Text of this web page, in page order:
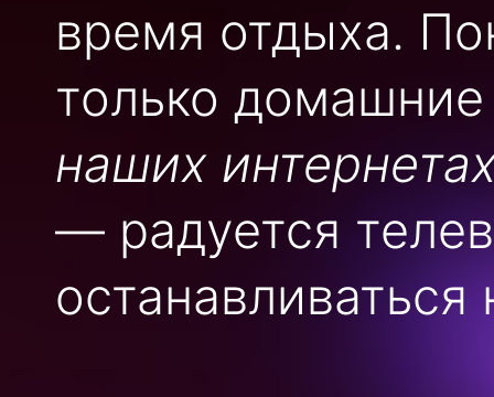
время отдыха.
только
наших
— радуется